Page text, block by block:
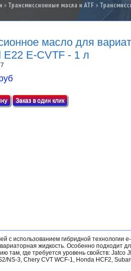
» Трансмиссионные масла и ATF »
масло для
E22 E-CVTF - 1 л
Заказ в один клик
с использованием гибридной технологии
жидкость. Особенно подходит
там, где требуется уровень свойств: Jatco
NS-3, Chery CVT WCF-1, Honda HCF2,